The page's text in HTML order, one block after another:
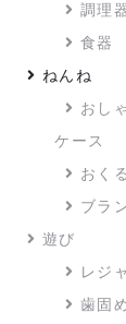
調理
食器
ねんね
おし
ケース
おく
ブラ
遊び
レジ
歯固